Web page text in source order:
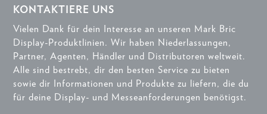
KONTAKTIERE UNS
Vielen Dank für dein Interesse an unseren Mark Bric
Display-Produktlinien. Wir haben Niederlassungen,
Partner, Agenten, Händler und Distributoren weltweit.
Alle sind bestrebt, dir den besten Service zu bieten
sowie dir Informationen und Produkte zu liefern, die du
für deine Display- und Messeanforderungen benötigst.